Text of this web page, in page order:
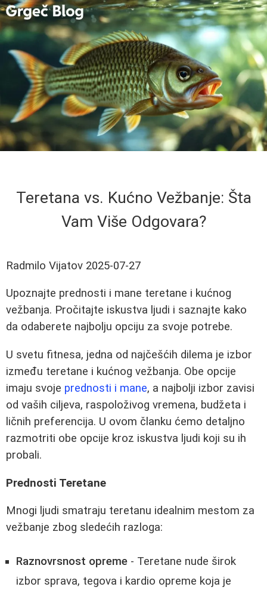
Teretana vs. Kućno Vežbanje: Šta
Vam Više Odgovara?
Radmilo Vijatov 2025-07-27
Upoznajte prednosti i mane teretane i kućnog
vežbanja. Pročitajte iskustva ljudi i saznajte kako
da odaberete najbolju opciju za svoje potrebe.
U svetu fitnesa, jedna od najčešćih dilema je izbor
između teretane i kućnog vežbanja. Obe opcije
imaju svoje prednosti i mane, a najbolji izbor zavisi
od vaših ciljeva, raspoloživog vremena, budžeta i
ličnih preferencija. U ovom članku ćemo detaljno
razmotriti obe opcije kroz iskustva ljudi koji su ih
probali.
Prednosti Teretane
Mnogi ljudi smatraju teretanu idealnim mestom za
vežbanje zbog sledećih razloga:
Raznovrsnost opreme - Teretane nude širok
izbor sprava, tegova i kardio opreme koja je